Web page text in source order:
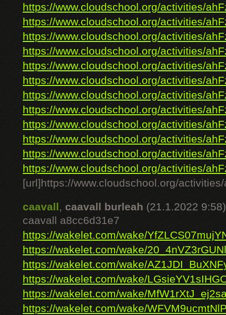
https://www.cloudschool.org/activities/
https://www.cloudschool.org/activities/
https://www.cloudschool.org/activities/
https://www.cloudschool.org/activities/
https://www.cloudschool.org/activities/
https://www.cloudschool.org/activities/
https://www.cloudschool.org/activities/
https://www.cloudschool.org/activities/
https://www.cloudschool.org/activities/
https://www.cloudschool.org/activities/
https://www.cloudschool.org/activities/
https://www.cloudschool.org/activities/
[url]https://www.cloudschool.org/
caavall, caavall burleah (21.1.2022 9:58)
caavall a8cc6d31e7
https://wakelet.com/wake/
https://wakelet.com/wake/
https://wakelet.com/wake/
https://wakelet.com/wake/
https://wakelet.com/wake/
https://wakelet.com/wake/